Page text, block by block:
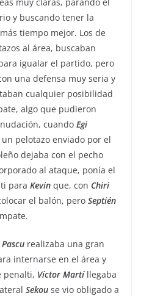
y buscando tener la
tiempo mejor. Los de
al área, buscaban
igualar el partido, pero
una defensa muy seria y
cualquier posibilidad
algo que pudieron
cuando Egi
pelotazo enviado por el
dejaba con el pecho
al ataque, ponía el
para Kevin que, con Chiri
el balón, pero Septién
Pascu realizaba una gran
internarse en el área y
penalti, Víctor Martíllegaba
Sekou se vio obligado a